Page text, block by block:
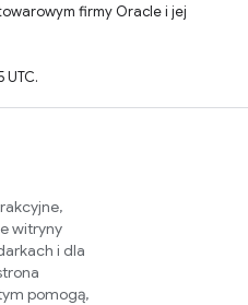
firmy Oracle i jej
witryny
i dla
pomogą,